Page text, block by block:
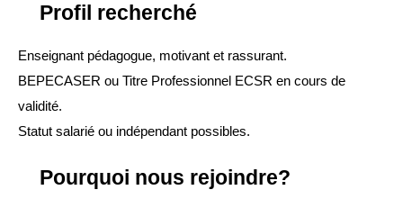
Profil recherché
Enseignant pédagogue, motivant et rassurant.
BEPECASER ou Titre Professionnel ECSR en cours de
validité.
Statut salarié ou indépendant possibles.
Pourquoi nous rejoindre?